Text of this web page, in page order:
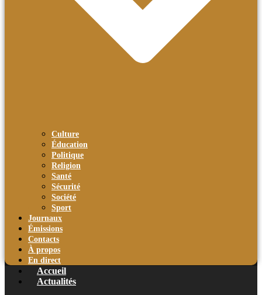
Culture
Éducation
Politique
Religion
Santé
Sécurité
Société
Sport
Journaux
Émissions
Contacts
À propos
En direct
Accueil
Actualités